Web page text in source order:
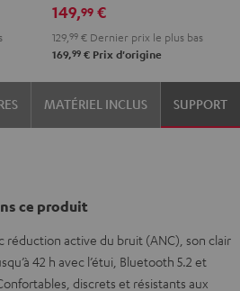
149,99 €
129, 99 € Dernier prix le plus bas
169,99 € Prix d'origine
MATÉRIEL INCLUS SUPPORT
ce produit
réduction active du bruit (ANC), son clair
42 h avec l’étui, Bluetooth 5.2 et
discrets et résistants aux